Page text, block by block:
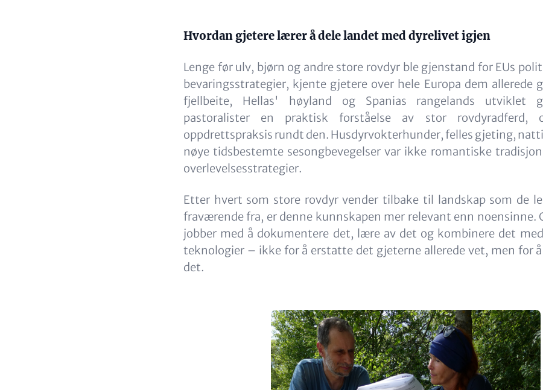
Content
Hvordan gjetere lærer å dele landet med dyrelivet igjen
Lenge før ulv, bjørn og andre store rovdyr ble gjenstand for EUs
bevaringsstrategier, kjente gjetere over hele Europa dem allerede
fjellbeite, Hellas' høyland og Spanias rangelands utviklet
pastoralister en praktisk forståelse av stor rovdyradferd,
oppdrettspraksis rundt den. Husdyrvokterhunder, felles gjeting,
nøye tidsbestemte sesongbevegelser var ikke romantiske
overlevelsesstrategier.
Etter hvert som store rovdyr vender tilbake til landskap som de
fraværende fra, er denne kunnskapen mer relevant enn noensinne.
jobber med å dokumentere det, lære av det og kombinere det
teknologier – ikke for å erstatte det gjeterne allerede vet, men for å
det.
Image